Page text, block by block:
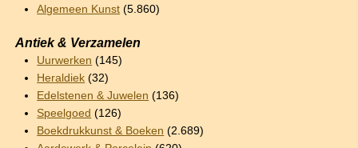
Algemeen Kunst (5.860)
Antiek & Verzamelen
Uurwerken (145)
Heraldiek (32)
Edelstenen & Juwelen (136)
Speelgoed (126)
Boekdrukkunst & Boeken (2.689)